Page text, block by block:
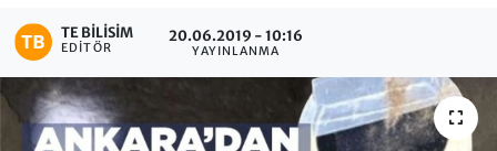
TE BILISIM
EDITÖR
20.06.2019 - 10:16
YAYINLANMA
Haber Arşivi